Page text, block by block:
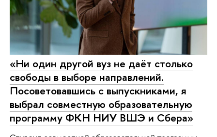
«Ни один другой вуз не даёт столько
свободы в выборе направлений.
Посоветовавшись с выпускниками, я
выбрал совместную образовательную
программу ФКН НИУ ВШЭ и Сбера»